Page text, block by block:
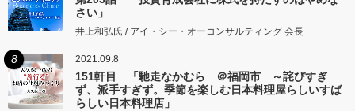
さい」
井上和弘氏 / アイ・シー・オーコンサルティング 会長
8 2021.09.8
151軒目 「馳走なかむら ＠福岡市 ～詫びすぎ
ず、派手すぎず。季節を楽しむ日本料理屋らしいすば
らしい日本料理店」